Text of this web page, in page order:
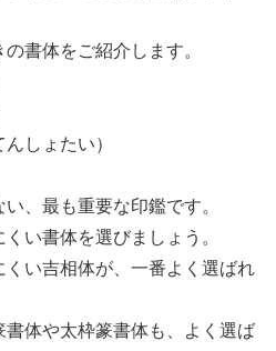
書体をご紹介します。
しょたい）
、最も重要な印鑑です。
い書体を選びましょう。
くい吉相体が、一番よく選ばれ
書体や太枠篆書体も、よく選ば